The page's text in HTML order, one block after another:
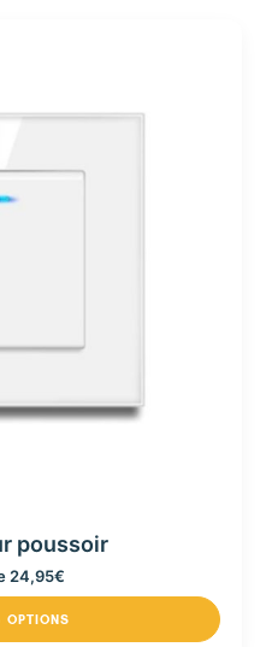
poussoir
24,95€
OPTIONS